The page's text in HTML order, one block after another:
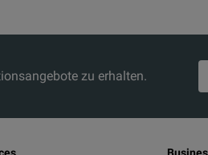
zu erhalten.